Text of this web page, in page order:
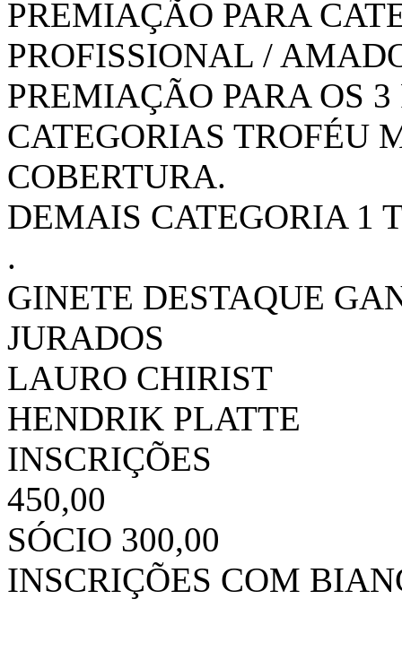
PREMIAÇÃO PARA
PROFISSIONAL /
PREMIAÇÃO PARA OS
CATEGORIAS TROFÉU
COBERTURA.
DEMAIS CATEGORIA 1
.
GINETE DESTAQUE
JURADOS
LAURO CHIRIST
HENDRIK PLATTE
INSCRIÇÕES
450,00
SÓCIO 300,00
INSCRIÇÕES COM